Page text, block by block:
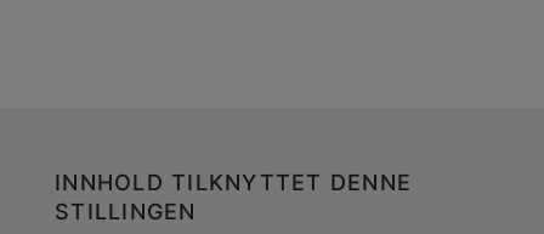
INNHOLD TILKNYTTET DENNE
STILLINGEN